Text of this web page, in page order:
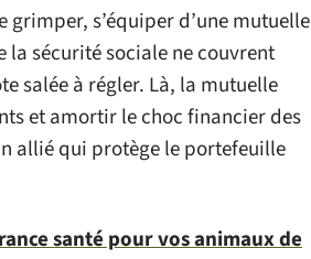
grimper, s’équiper d’une mutuelle
la sécurité sociale ne couvrent
salée à régler. Là, la mutuelle
et amortir le choc financier des
allié qui protège le portefeuille
santé pour vos animaux de